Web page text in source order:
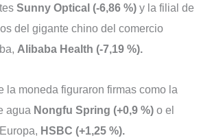
Sunny Optical (-6,86 %) y la filial de
del gigante chino del comercio
Alibaba Health (-7,19 %).
la moneda figuraron firmas como la
agua Nongfu Spring (+0,9 %) o el
HSBC (+1,25 %).